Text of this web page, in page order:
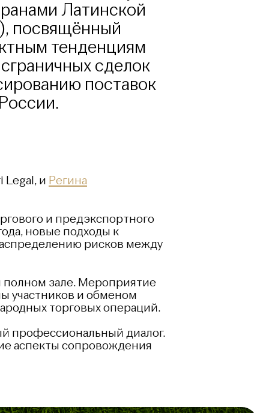
Латинской
посвящённый
тенденциям
сделок
поставок
Legal, и Регина
и предэкспортного
новые подходы к
рисков между
зале. Мероприятие
участников и обменом
торговых операций.
профессиональный диалог.
аспекты сопровождения